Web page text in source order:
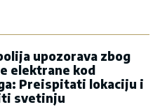
upozorava zbog
elektrane kod
Preispitati lokaciju i
svetinju